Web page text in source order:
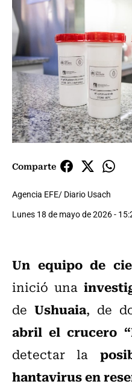
Comparte
Agencia EFE/ Diario Usach
Lunes 18 de mayo de 2026 -
Un equipo de
inició una
deUshuaia, de
abril el crucero
detectar la
hantavirus en